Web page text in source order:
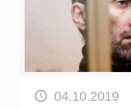
04.10.2019